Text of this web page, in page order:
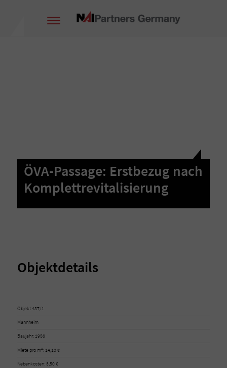
ÖVA-Passage: Erstbezug nach
Komplettrevitalisierung
Objektdetails
Objekt 487/1
Mannheim
Baujahr: 1956
Miete pro m²: 14,10 €
Nebenkosten: 3,50 €